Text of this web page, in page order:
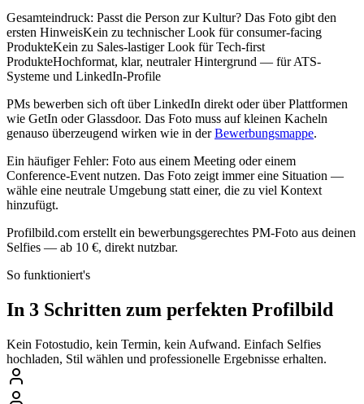
Gesamteindruck: Passt die Person zur Kultur? Das Foto gibt den
ersten HinweisKein zu technischer Look für consumer-facing
ProdukteKein zu Sales-lastiger Look für Tech-first
ProdukteHochformat, klar, neutraler Hintergrund — für ATS-
Systeme und LinkedIn-Profile
PMs bewerben sich oft über LinkedIn direkt oder über Plattformen
wie GetIn oder Glassdoor. Das Foto muss auf kleinen Kacheln
genauso überzeugend wirken wie in derBewerbungsmappe.
Ein häufiger Fehler: Foto aus einem Meeting oder einem
Conference-Event nutzen. Das Foto zeigt immer eine Situation —
wähle eine neutrale Umgebung statt einer, die zu viel Kontext
hinzufügt.
Profilbild.com erstellt ein bewerbungsgerechtes PM-Foto aus deinen
Selfies — ab 10 €, direkt nutzbar.
So funktioniert's
In 3 Schritten zum perfekten Profilbild
Kein Fotostudio, kein Termin, kein Aufwand. Einfach Selfies
hochladen, Stil wählen und professionelle Ergebnisse erhalten.